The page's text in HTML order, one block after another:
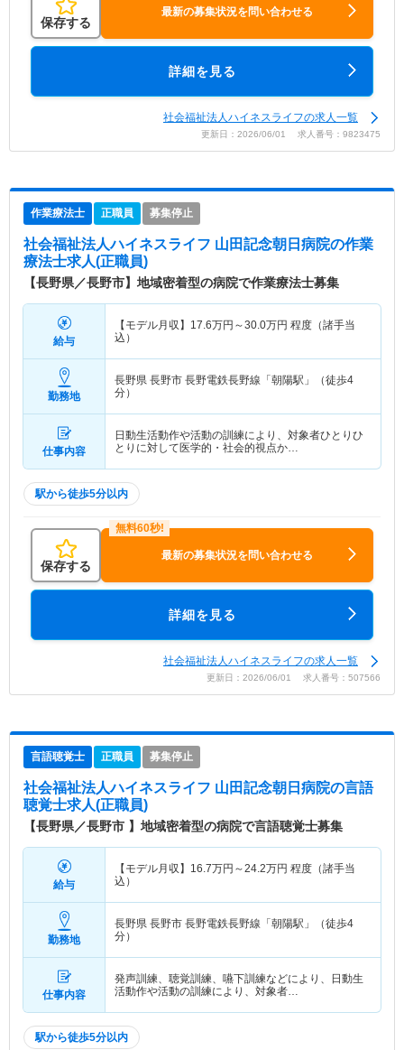
保存する
最新の募集状況を問い合わせる
詳細を見る
社会福祉法人ハイネスライフの求人一覧
更新日：2026/06/01 求人番号：9823475
作業療法士 正職員 募集停止
社会福祉法人ハイネスライフ 山田記念朝日病院の作業
療法士求人(正職員)
【長野県／長野市】地域密着型の病院で作業療法士募集
給与
【モデル月収】 17.6万円～30.0万円 程度（諸手当
込）
勤務地
長野県 長野市 長野電鉄長野線「朝陽駅」（徒歩4
分）
仕事内容
日動生活動作や活動の訓練により、対象者ひとりひ
とりに対して医学的・社会的視点か…
駅から徒歩5分以内
保存する
最新の募集状況を問い合わせる
詳細を見る
社会福祉法人ハイネスライフの求人一覧
更新日：2026/06/01 求人番号：507566
言語聴覚士 正職員 募集停止
社会福祉法人ハイネスライフ 山田記念朝日病院の言語
聴覚士求人(正職員)
【長野県／長野市 】地域密着型の病院で言語聴覚士募集
給与
【モデル月収】 16.7万円～24.2万円 程度（諸手当
込）
勤務地
長野県 長野市 長野電鉄長野線「朝陽駅」（徒歩4
分）
仕事内容
発声訓練、聴覚訓練、嚥下訓練などにより、日動生
活動作や活動の訓練により、対象者…
駅から徒歩5分以内